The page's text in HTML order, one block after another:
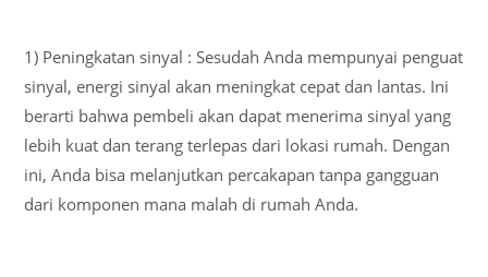
1) Peningkatan sinyal : Sesudah Anda mempunyai penguat
sinyal, energi sinyal akan meningkat cepat dan lantas. Ini
berarti bahwa pembeli akan dapat menerima sinyal yang
lebih kuat dan terang terlepas dari lokasi rumah. Dengan
ini, Anda bisa melanjutkan percakapan tanpa gangguan
dari komponen mana malah di rumah Anda.